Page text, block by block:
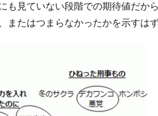
も見ていない段階での期待値だか
たはつまらなかったかを示すはず